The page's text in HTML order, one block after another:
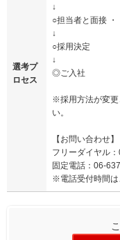
選考プ
ロセス
↓
○担当者と面接 ・
↓
○採用決定
↓
◎ご入社
※採用方法が変更
い。
【お問い合わせ】
フリーダイヤル
固定電話：06-
※電話受付時間